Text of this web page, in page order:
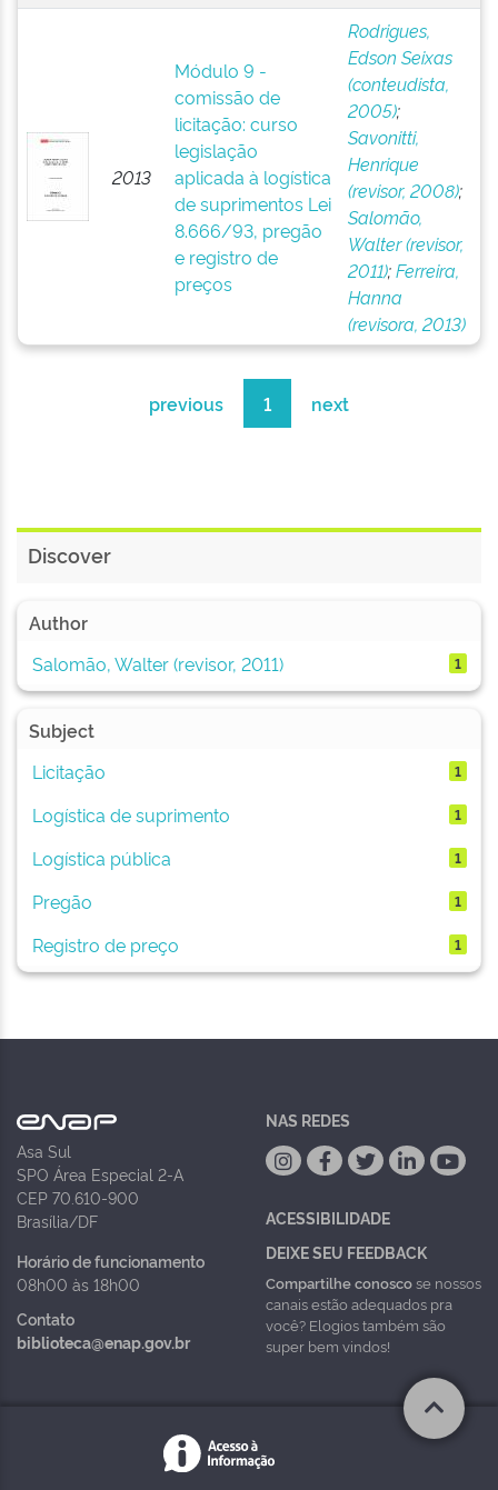
2013
Módulo 9 -
comissão de
licitação: curso
legislação
aplicada à logística
de suprimentos Lei
8.666/93, pregão
e registro de
preços
Rodrigues,
Edson Seixas
(conteudista,
2005);
Savonitti,
Henrique
(revisor, 2008);
Salomão,
Walter (revisor,
2011);Ferreira,
Hanna
(revisora, 2013)
previous 1 next
Discover
Author
Salomão, Walter (revisor, 2011)
1
Subject
Licitação
1
Logística de suprimento 1
Logística pública 1
Pregão 1
Registro de preço 1
Asa Sul
SPO Área Especial 2-A
CEP 70.610-900
Brasília/DF
Horário de funcionamento
08h00 às 18h00
Contato
biblioteca@enap.gov.br
NAS REDES
ACESSIBILIDADE
DEIXE SEU FEEDBACK
Compartilhe conoscose nossos
canais estão adequados pra
você? Elogios também são
super bem vindos!